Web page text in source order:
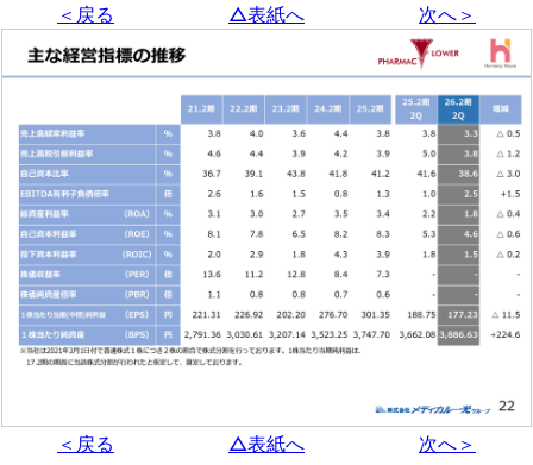
＜戻る △表紙へ 次へ＞
＜戻る △表紙へ 次へ＞